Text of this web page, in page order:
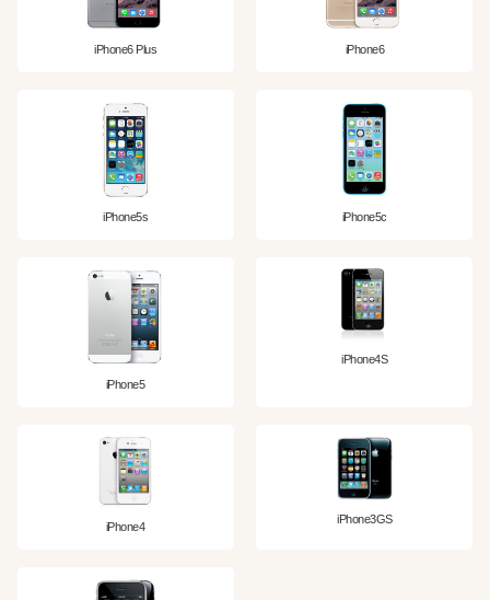
iPhone6 Plus iPhone6
iPhone5s iPhone5c
iPhone5
iPhone4S
iPhone4
iPhone3GS